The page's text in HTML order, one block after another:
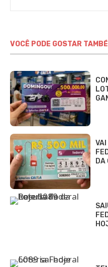
VOCÊ PODE GOSTAR
DA